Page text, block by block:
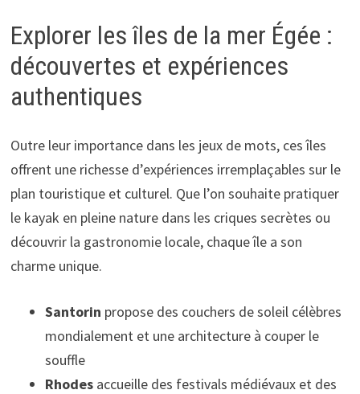
Explorer les îles de la mer Égée :
découvertes et expériences
authentiques
Outre leur importance dans les jeux de mots, ces îles
offrent une richesse d’expériences irremplaçables sur le
plan touristique et culturel. Que l’on souhaite pratiquer
le kayak en pleine nature dans les criques secrètes ou
découvrir la gastronomie locale, chaque île a son
charme unique.
Santorin propose des couchers de soleil célèbres
mondialement et une architecture à couper le
souffle
Rhodesaccueille des festivals médiévaux et des